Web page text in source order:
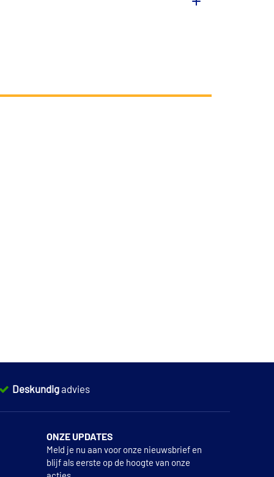
Deskundigadvies
ONZE UPDATES
Meld je nu aan voor onze nieuwsbrief en
blijf als eerste op de hoogte van onze